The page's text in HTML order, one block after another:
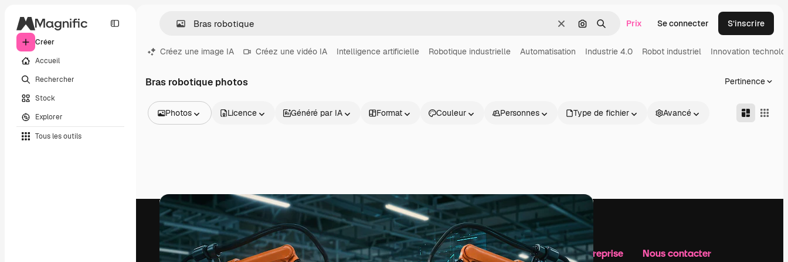
Créer
Accueil
Rechercher
Stock
Explorer
Tous les outils
EffacerRechercher par image
Rechercher
Prix Se connecter S’inscrire
Créez une image IA Créez une vidéo IA Intelligence artificielle Robotique industrielle Automatisation Industrie 4.0 Robot industriel Innovation
Bras robotique photos Pertinence
Photos
Vidéos
Clips de vidéo
Graphiques animés
Templates vidéos
Icônes
Modèles 3D
Polices
Licence Généré par IA Format Couleur Personnes Type de fichier Avancé
Produits Commencer Notre entreprise Nous contacter